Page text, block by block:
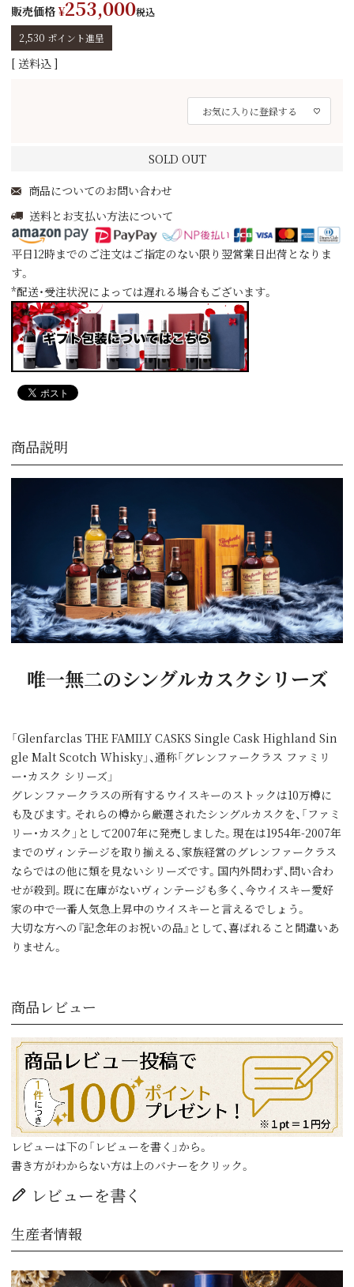
販売価格 ¥253,000税込
2,530 ポイント進呈
送料込
お気に入りに登録する
SOLD OUT
商品についてのお問い合わせ
送料とお支払い方法について
平日12時までのご注文はご指定のない限り翌営業日出荷となりま
す。
*配送・受注状況によっては遅れる場合もございます。
商品説明
唯一無二のシングルカスクシリーズ
「Glenfarclas THE FAMILY CASKS Single Cask Highland Sin
gle Malt Scotch Whisky」、通称「グレンファークラス ファミリ
ー・カスク シリーズ」
グレンファークラスの所有するウイスキーのストックは10万樽に
も及びます。それらの樽から厳選されたシングルカスクを、「ファミ
リー・カスク」として2007年に発売しました。現在は1954年-2007年
までのヴィンテージを取り揃える、家族経営のグレンファークラス
ならではの他に類を見ないシリーズです。国内外問わず、問い合わ
せが殺到。既に在庫がないヴィンテージも多く、今ウイスキー愛好
家の中で一番人気急上昇中のウイスキーと言えるでしょう。
大切な方への『記念年のお祝いの品』として、喜ばれること間違いあ
りません。
商品レビュー
レビューは下の「レビューを書く」から。
書き方がわからない方は上のバナーをクリック。
レビューを書く
生産者情報